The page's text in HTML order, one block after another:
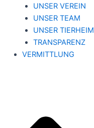
UNSER VEREIN
UNSER TEAM
UNSER TIERHEIM
TRANSPARENZ
VERMITTLUNG